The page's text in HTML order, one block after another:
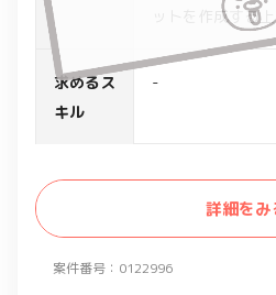
案件番号：0122996
ットを作成する
具体的な業務の流
・現状取り扱っ
求めるス
キル
-
詳細をみ